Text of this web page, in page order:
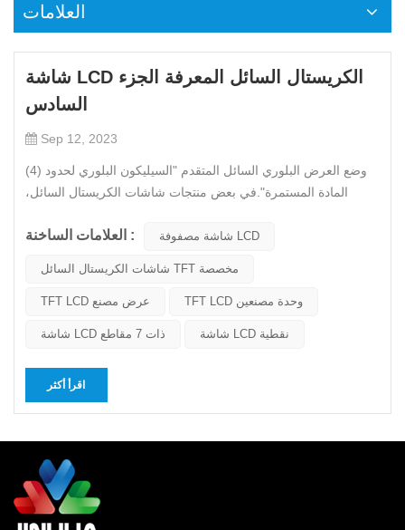
العلامات
شاشة LCD الكريستال السائل المعرفة الجزء
السادس
Sep 12, 2023
(4) وضع العرض البلوري السائل المتقدم "السيليكون البلوري لحدود
المادة المستمرة".في بعض منتجات شاشات الكريستال السائل،
تنتج عن سرعة استجابة البكسل غير الكافية لشاشة عرض الكريستال
العلامات الساخنة : شاشة مصفوفة LCD
شاشات الكريستال السائل TFT مخصصة
TFT LCD عرض مصنع TFT LCD وحدة مصنعين
شاشة LCD ذات 7 مقاطع شاشة LCD نقطية
اقرأ أكثر